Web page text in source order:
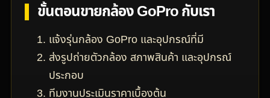
ขั้นตอนขายกล้อง GoPro กับเรา
แจ้งรุ่นกล้อง GoPro และอุปกรณ์ที่มี
ส่งรูปถ่ายตัวกล้อง สภาพสินค้า และอุปกรณ์
ประกอบ
ทีมงานประเมินราคาเบื้องต้น